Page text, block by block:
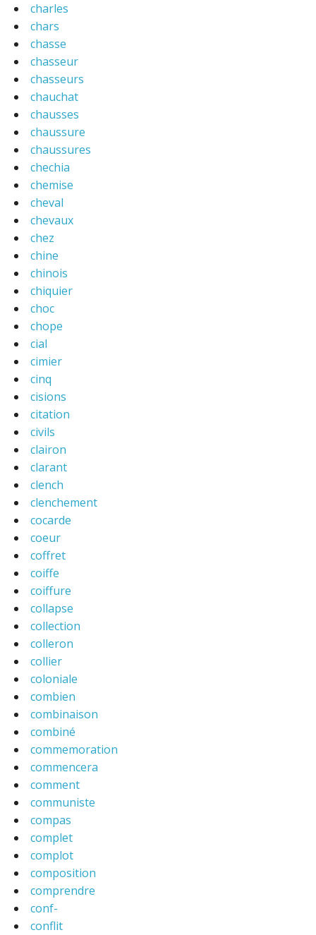
charles
chars
chasse
chasseur
chasseurs
chauchat
chausses
chaussure
chaussures
chechia
chemise
cheval
chevaux
chez
chine
chinois
chiquier
choc
chope
cial
cimier
cinq
cisions
citation
civils
clairon
clarant
clench
clenchement
cocarde
coeur
coffret
coiffe
coiffure
collapse
collection
colleron
collier
coloniale
combien
combinaison
combiné
commemoration
commencera
comment
communiste
compas
complet
complot
composition
comprendre
conf-
conflit